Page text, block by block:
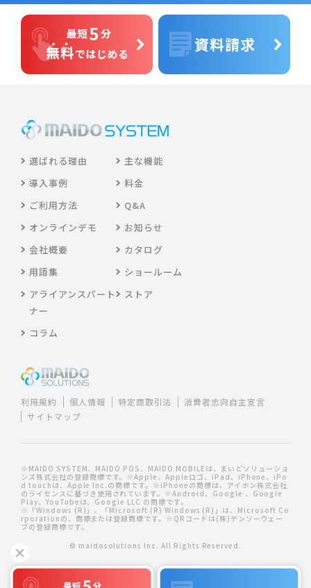
選ばれる理由
主な機能
導入事例
料金
ご利用方法
Q&A
オンラインデモ
お知らせ
会社概要
カタログ
用語集
ショールーム
アライアンスパート
ナー
ストア
コラム
利用規約 個人情報 特定商取引法
消費者志向自主宣言
サイトマップ
※MAIDO SYSTEM、MAIDO POS、MAIDO MOBILEは、まいどソリューショ
ンズ株式会社の登録商標です。※Apple、Appleロゴ、iPad、iPhone、iPo
d touchは、Apple Inc.の商標です。※iPhoneの商標は、アイホン株式会社
のライセンスに基づき使用されています。※Android、Google 、Google
Play、YouTubeは、Google LLC の商標です。
※「Windows (R)」、「Microsoft (R) Windows (R)」は、Microsoft Co
rporationの、商標または登録商標です。※QRコードは(株)デンソーウェー
ブの登録商標です。
© maidosolutions Inc. All Rights Reserved.